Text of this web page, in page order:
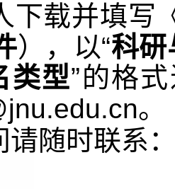
下载并填写
），以“科研
类型”的格
。
请随时联系